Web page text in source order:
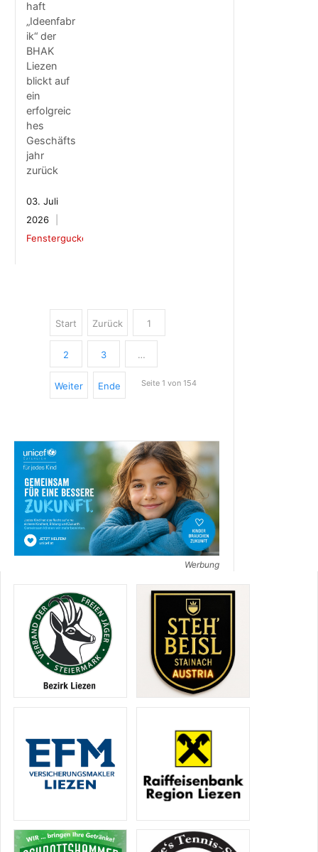
haft
„Ideenfabr
ik“ der
BHAK
Liezen
blickt auf
ein
erfolgreic
hes
Geschäfts
jahr
zurück
03. Juli
2026
Fenstergucker
Start Zurück 1
2 3 …
Weiter Ende Seite 1 von 154
Werbung